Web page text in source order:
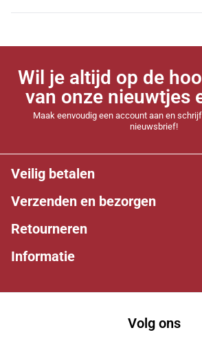
Wil je altijd op de
van onze nieuwtjes
Maak eenvoudig een account aan en
nieuwsbrief!
Veilig betalen
Verzenden en bezorgen
Retourneren
Informatie
Volg ons